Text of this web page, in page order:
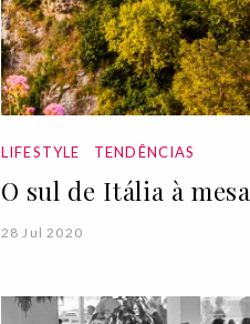
LIFESTYLE TENDÊNCIAS
O sul de Itália à mesa
28 Jul 2020